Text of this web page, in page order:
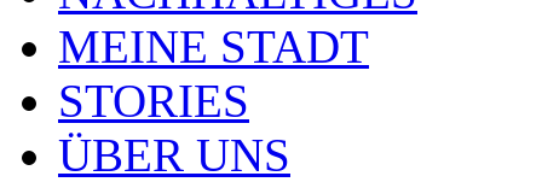
MEINE STADT
STORIES
ÜBER UNS